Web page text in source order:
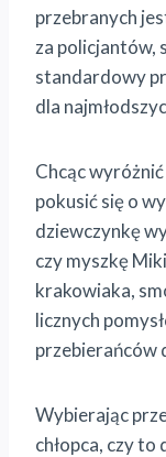
przebranych
za policjantów,
standardowy
dla
Chcąc
pokusić się o
dziewczynkę
czy myszkę
krakowiaka,
licznych
przebierańców
Wybierając
chłopca, czy